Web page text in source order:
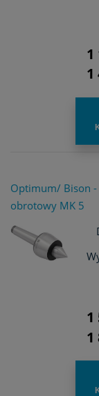
1
1
Optimum/ Bison -
obrotowy MK 5
1
1